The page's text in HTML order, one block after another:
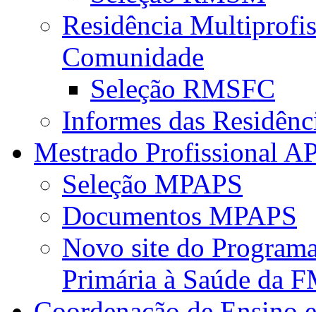
Residência
Comunidade
Seleção RMSFC
Informes das
Mestrado Profissional
Seleção MPAPS
Documentos MPAPS
Novo site do
Primária à Saúde da